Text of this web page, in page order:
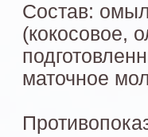
Состав:
(кокосовое,
маточное